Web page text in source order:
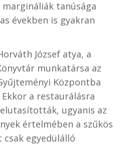
margináliák tanúsága
években is gyakran
József atya, a
munkatársa az
Központba
a restaurálásra
ugyanis az
értelmében a szűkös
egyedülálló